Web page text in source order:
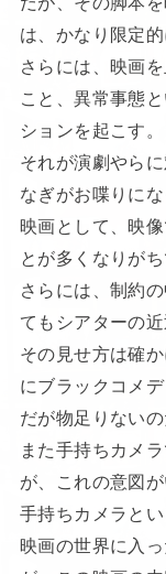
は、かなり限定
さらには、映画
こと、異常事態
ションを起こす。
それが演劇やら
なぎがお喋りにな
映画として、映
とが多くなりが
さらには、制約
てもシアターの
その見せ方は確
にブラックコメ
だが物足りないの
また手持ちカメ
が、これの意図
手持ちカメラと
映画の世界に入